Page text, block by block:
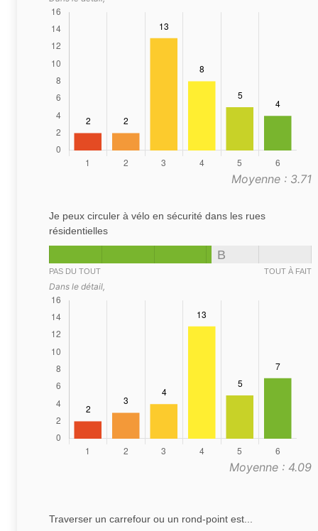
Moyenne : 3.71
Je peux circuler à vélo en sécurité dans les rues
résidentielles
B
PAS DU TOUT TOUT À FAIT
Dans le détail,
Moyenne : 4.09
Traverser un carrefour ou un rond-point est...